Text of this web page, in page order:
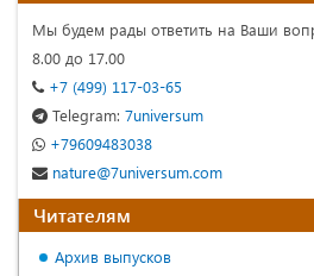
Мы будем рады ответить на Ваши
8.00 до 17.00
+7 (499) 117-03-65
Telegram: 7universum
+79609483038
nature@7universum.com
Читателям
Архив выпусков